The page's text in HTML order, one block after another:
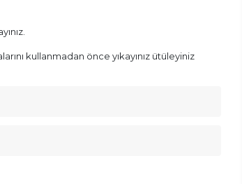
kullanmadan önce yıkayınız ütüleyiniz